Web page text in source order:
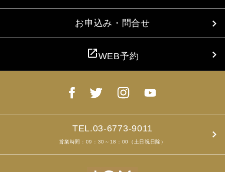
お申込み・問合せ
open_in_newWEB予約
TEL.03-6773-9011
営業時間：09：30～18：00（土日祝日除）